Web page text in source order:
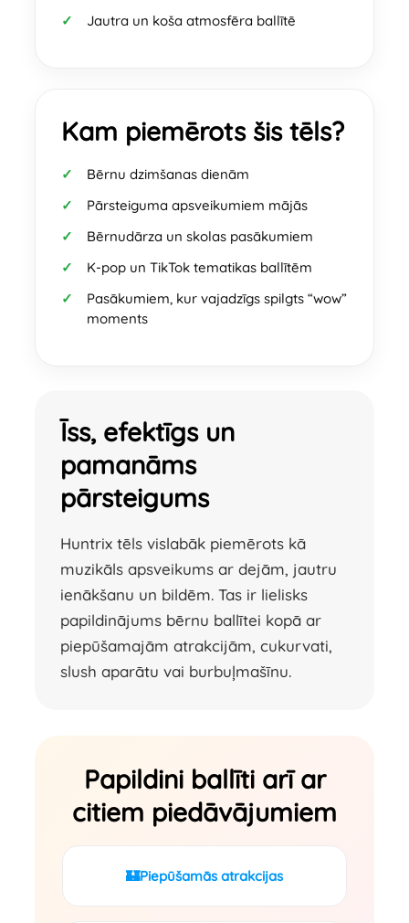
Jautra un koša atmosfēra ballītē
Kam piemērots šis tēls?
Bērnu dzimšanas dienām
Pārsteiguma apsveikumiem mājās
Bērnudārza un skolas pasākumiem
K-pop un TikTok tematikas ballītēm
Pasākumiem, kur vajadzīgs spilgts “wow”
moments
Īss, efektīgs un
pamanāms
pārsteigums
Huntrix tēls vislabāk piemērots kā
muzikāls apsveikums ar dejām, jautru
ienākšanu un bildēm. Tas ir lielisks
papildinājums bērnu ballītei kopā ar
piepūšamajām atrakcijām, cukurvati,
slush aparātu vai burbuļmašīnu.
Papildini ballīti arī ar
citiem piedāvājumiem
🏰Piepūšamās atrakcijas